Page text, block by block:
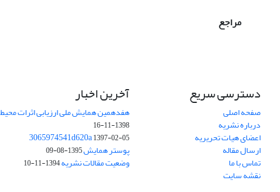
مراجع
دسترسی سریع
صفحه اصلی
درباره نشریه
اعضای هیات تحریریه
ارسال مقاله
تماس با ما
نقشه سایت
آخرین اخبار
هفدهمین همایش ملی ارزیابی اثرات
1398-11-16
3065974541d620a1397-02-05
پوستر همایش1395-08-09
وضعیت مقالات نشریه1394-11-10